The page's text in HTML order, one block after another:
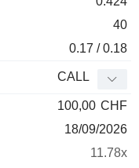
40
0.17 / 0.18
CALL
100,00 CHF
18/09/2026
11.78x